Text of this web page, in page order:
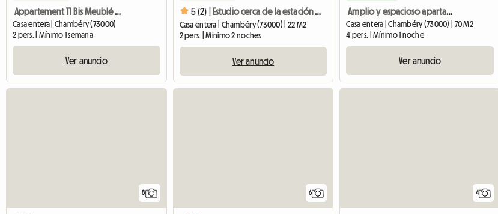
Appartement T1 Bis Meublé De 30 M2
Casa entera | Chambéry (73000)
2 pers. | Mínimo 1 semana
Ver anuncio
5 (2) | Estudio cerca de la estación Confort Charme
Casa entera | Chambéry (73000) | 22 M2
2 pers. | Mínimo 2 noches
Ver anuncio
Amplio y espacioso apartamento en el centro de Chambéry
Casa entera | Chambéry (73000) | 70 M2
4 pers. | Mínimo 1 noche
Ver anuncio
8 6 4